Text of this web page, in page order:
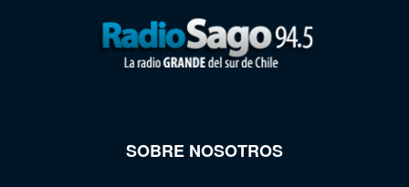
SOBRE NOSOTROS